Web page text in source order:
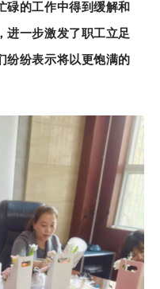
碌的工作中得到缓解和
进一步激发了职工立足
纷纷表示将以更饱满的